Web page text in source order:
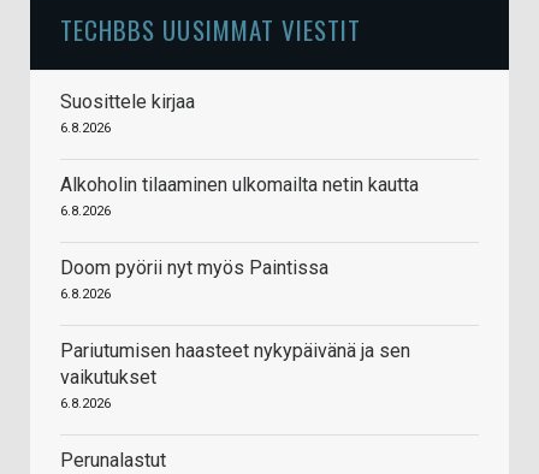
TECHBBS UUSIMMAT VIESTIT
Suosittele kirjaa
6.8.2026
Alkoholin tilaaminen ulkomailta netin kautta
6.8.2026
Doom pyörii nyt myös Paintissa
6.8.2026
Pariutumisen haasteet nykypäivänä ja sen
vaikutukset
6.8.2026
Perunalastut